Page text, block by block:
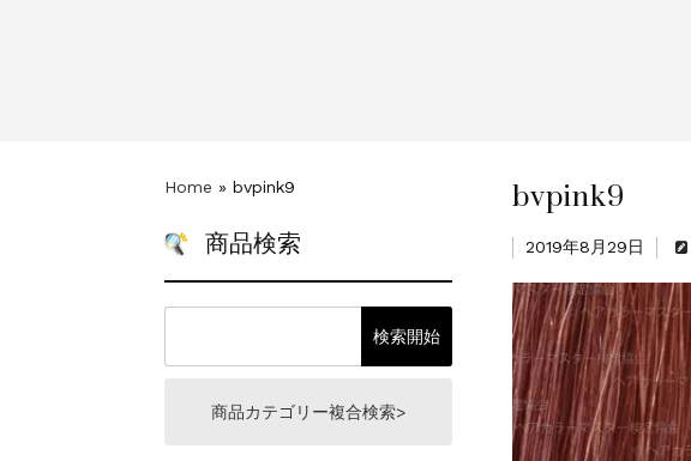
bvpink9
2019年8月29日
Home » bvpink9
商品検索
商品カテゴリー複合検索>